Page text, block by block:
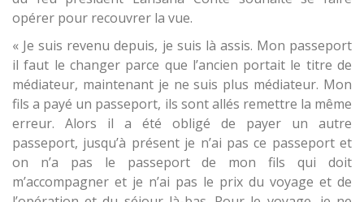
opérer pour recouvrer la vue.
« Je suis revenu depuis, je suis là assis. Mon passeport
il faut le changer parce que l’ancien portait le titre de
médiateur, maintenant je ne suis plus médiateur. Mon
fils a payé un passeport, ils sont allés remettre la même
erreur. Alors il a été obligé de payer un autre
passeport, jusqu’à présent je n’ai pas ce passeport et
on n’a pas le passeport de mon fils qui doit
m’accompagner et je n’ai pas le prix du voyage et de